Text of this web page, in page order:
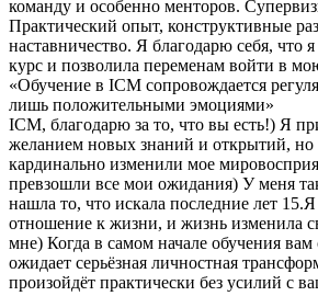
команду и особенно менторов.
Практический опыт, конструктивные
наставничество. Я благодарю себя, что
курс и позволила переменам войти в
«Обучение в ICM сопровождается
лишь положительными эмоциями»
ICM, благодарю за то, что вы есть!) Я
желанием новых знаний и открытий, но
кардинально изменили мое
превзошли все мои ожидания) У меня
нашла то, что искала последние лет
отношение к жизни, и жизнь изменила
мне) Когда в самом начале обучения
ожидает серьёзная личностная
произойдёт практически без усилий с